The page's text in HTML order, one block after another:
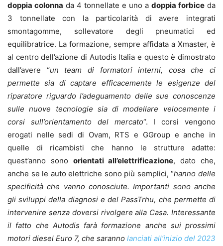
doppia colonna da 4 tonnellate e uno a doppia forbice da
3 tonnellate con la particolarità di avere integrati
smontagomme, sollevatore degli pneumatici ed
equilibratrice. La formazione, sempre affidata a Xmaster, è
al centro dell’azione di Autodis Italia e questo è dimostrato
dall’avere “un team di formatori interni, cosa che ci
permette sia di captare efficacemente le esigenze del
riparatore riguardo l’adeguamento delle sue conoscenze
sulle nuove tecnologie sia di modellare velocemente i
corsi sull’orientamento del mercato“. I corsi vengono
erogati nelle sedi di Ovam, RTS e GGroup e anche in
quelle di ricambisti che hanno le strutture adatte:
quest’anno sono orientati all’elettrificazione, dato che,
anche se le auto elettriche sono più semplici, “hanno delle
specificità che vanno conosciute. Importanti sono anche
gli sviluppi della diagnosi e del PassTrhu, che permette di
intervenire senza doversi rivolgere alla Casa. Interessante
il fatto che Autodis farà formazione anche sui prossimi
motori diesel Euro 7, che saranno lanciati all’inizio del 2023